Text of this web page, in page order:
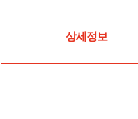
상세정보